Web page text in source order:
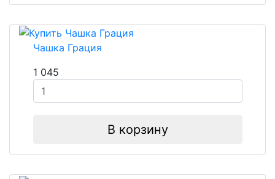
Чашка Грация
1 045
В корзину